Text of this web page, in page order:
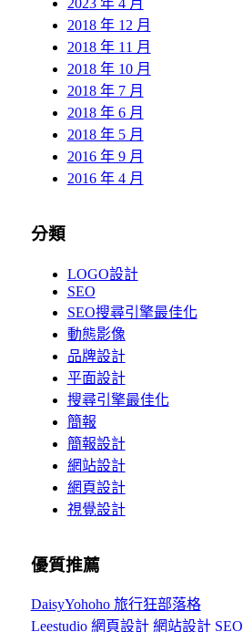
2023 年 4 月
2018 年 12 月
2018 年 11 月
2018 年 10 月
2018 年 7 月
2018 年 6 月
2018 年 5 月
2016 年 9 月
2016 年 4 月
分類
LOGO設計
SEO
SEO搜尋引擎最佳化
動態影像
品牌設計
平面設計
搜尋引擎最佳化
簡報
簡報設計
網站設計
網頁設計
視覺設計
優質推薦
DaisyYohoho 旅行狂部落格
Leestudio 網頁設計 網站設計 SEO